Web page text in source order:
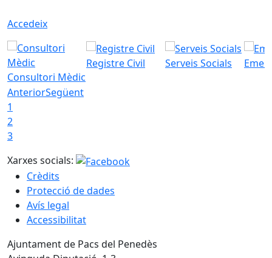
Accedeix
Consultori Mèdic
Registre Civil Serveis Socials
AnteriorSegüent
1
2
3
Xarxes socials:
Crèdits
Protecció de dades
Avís legal
Accessibilitat
Ajuntament de Pacs del Penedès